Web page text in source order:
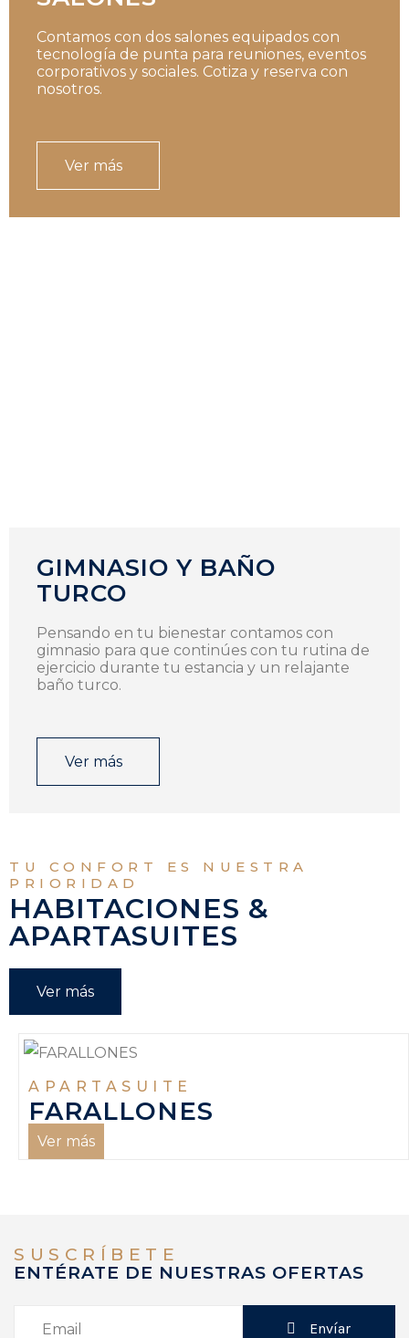
GIMNASIO Y BAÑO
TURCO
Pensando en tu bienestar contamos con
gimnasio para que continúes con tu rutina de
ejercicio durante tu estancia y un relajante
baño turco.
Ver más
Contamos con dos salones equipados con
tecnología de punta para reuniones, eventos
corporativos y sociales. Cotiza y reserva con
nosotros.
Ver más
TU CONFORT ES NUESTRA
PRIORIDAD
HABITACIONES &
APARTASUITES
Ver más
APARTASUITE
FARALLONES
Ver más
SUSCRÍBETE
ENTÉRATE DE NUESTRAS OFERTAS
Envíar